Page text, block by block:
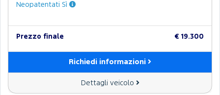
Neopatentati Sì
Prezzo finale € 19.300
Richiedi informazioni
Dettagli veicolo